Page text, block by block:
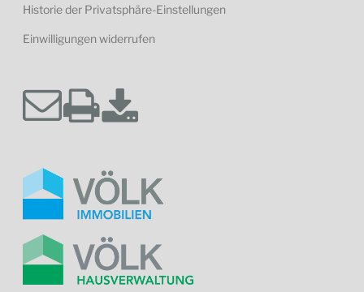
Historie der Privatsphäre-Einstellungen
Einwilligungen widerrufen